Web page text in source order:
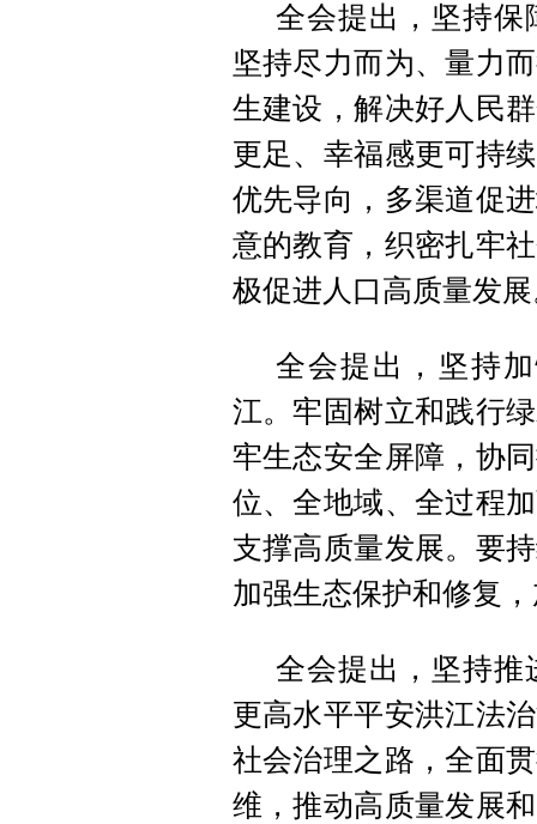
全会提出，坚持保
坚持尽力而为、量力
生建设，解决好人民
更足、幸福感更可持
优先导向，多渠道促
意的教育，织密扎牢
极促进人口高质量发
全会提出，坚持
江。牢固树立和践行
牢生态安全屏障，协
位、全地域、全过程
支撑高质量发展。要
加强生态保护和修复
全会提出，坚持推
更高水平平安洪江法
社会治理之路，全面
维，推动高质量发展